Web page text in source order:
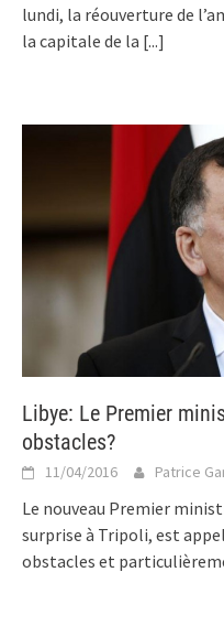
lundi, la réouverture de
la capitale de la [...]
Libye: Le Premier
obstacles?
11/04/2016 Patrice
Le nouveau Premier
surprise à Tripoli, est
obstacles et